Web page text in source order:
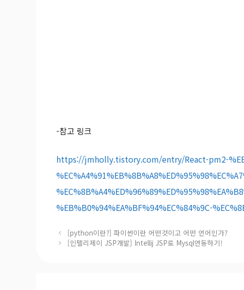
-참고 링크
https://jmholly.tistory.com/entry/React-pm2-
%EB%B0%94%EA%BF%94%EC%84%9C-
[python이란?] 파이썬이란 어떤것이고 어떤 언어인가?
[인텔리제이 JSP개발] Intellij JSP로 Mysql연동하기!